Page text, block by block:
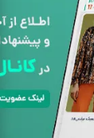
شود .
ماده شیمیایی
بهداشت
افزودن به سبد خرید